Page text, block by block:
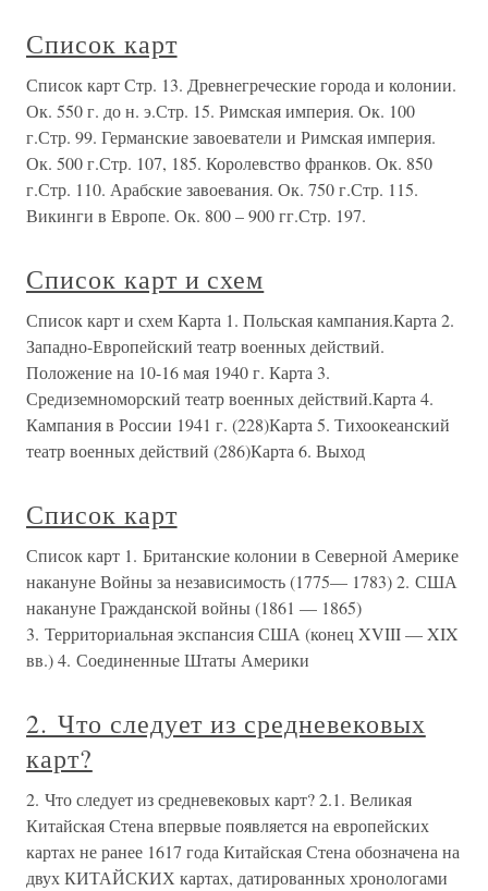
Список карт
Список карт Стр. 13. Древнегреческие города и колонии.
Ок. 550 г. до н. э.Стр. 15. Римская империя. Ок. 100
г.Стр. 99. Германские завоеватели и Римская империя.
Ок. 500 г.Стр. 107, 185. Королевство франков. Ок. 850
г.Стр. 110. Арабские завоевания. Ок. 750 г.Стр. 115.
Викинги в Европе. Ок. 800 – 900 гг.Стр. 197.
Список карт и схем
Список карт и схем Карта 1. Польская кампания.Карта 2.
Западно-Европейский театр военных действий.
Положение на 10-16 мая 1940 г. Карта 3.
Средиземноморский театр военных действий.Карта 4.
Кампания в России 1941 г. (228)Карта 5. Тихоокеанский
театр военных действий (286)Карта 6. Выход
Список карт
Список карт 1. Британские колонии в Северной Америке
накануне Войны за независимость (1775— 1783) 2. США
накануне Гражданской войны (1861 — 1865)
3. Территориальная экспансия США (конец XVIII — XIX
вв.) 4. Соединенные Штаты Америки
2. Что следует из средневековых
карт?
2. Что следует из средневековых карт? 2.1. Великая
Китайская Стена впервые появляется на европейских
картах не ранее 1617 года Китайская Стена обозначена на
двух КИТАЙСКИХ картах, датированных хронологами